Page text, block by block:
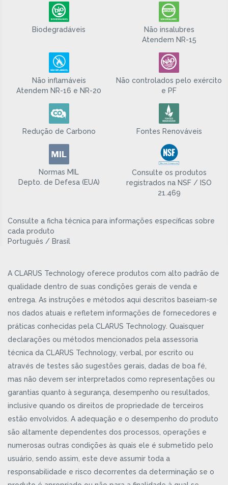
Biodegradáveis
Não insalubres
Atendem NR-15
Não inflamáveis
Atendem NR-16 e NR-20
Não controlados pelo exército
e PF
Redução de Carbono Fontes Renováveis
Normas MIL
Depto. de Defesa (EUA)
Consulte os produtos
registrados na NSF / ISO
21.469
Consulte a ficha técnica para informações específicas sobre
cada produto
Português / Brasil
A CLARUS Technology oferece produtos com alto padrão de
qualidade dentro de suas condições gerais de venda e
entrega. As instruções e métodos aqui descritos baseiam-se
nos dados atuais e refletem informações de fornecedores e
práticas conhecidas pela CLARUS Technology. Quaisquer
declarações ou métodos mencionados pela assessoria
técnica da CLARUS Technology, verbal, por escrito ou
através de testes são sugestões gerais, dadas de boa fé,
mas não devem ser interpretados como representações ou
garantias quanto à segurança, desempenho ou resultados,
inclusive quando os direitos de propriedade de terceiros
estão envolvidos. A adequação e o desempenho do produto
são altamente dependentes dos processos, operações e
numerosas outras condições às quais ele é submetido pelo
usuário, sendo assim, este deve assumir toda a
responsabilidade e risco decorrentes da determinação se o